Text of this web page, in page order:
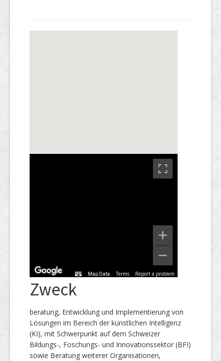
Map Data Terms Report a problem
Zweck
beratung, Entwicklung und Implementierung von
Lösungen im Bereich der künstlichen Intelligenz
(KI), mit Schwerpunkt auf dem Schweizer
Bildungs-, Foschungs- und Innovationssektor (BFI)
sowie Beratung weiterer Organisationen,